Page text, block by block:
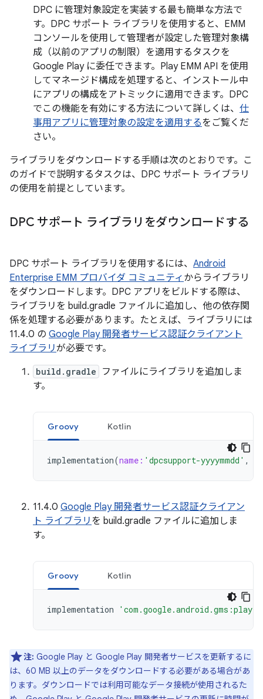
DPC に管理対象設定を実装する最も簡単な方法で
す。DPC サポート ライブラリを使用すると、EMM
コンソールを使用して管理者が設定した管理対象構
成（以前のアプリの制限）を適用するタスクを
Google Play に委任できます。Play EMM API を使用
してマネージド構成を処理すると、インストール中
にアプリの構成をアトミックに適用できます。DPC
でこの機能を有効にする方法について詳しくは、 仕
事用アプリに管理対象の設定を適用するをご覧くだ
さい。
ライブラリをダウンロードする手順は次のとおりです。こ
のガイドで説明するタスクは、DPC サポート ライブラリ
の使用を前提としています。
DPC サポート ライブラリをダウンロードする
DPC サポート ライブラリを使用するには、 Android
Enterprise EMM プロバイダ コミュニティ からライブラリ
をダウンロードします。DPC アプリをビルドする際は、
ライブラリを build.gradle ファイルに追加し、他の依存関
係を処理する必要があります。たとえば、ライブラリには
11.4.0 の Google Play 開発者サービス認証クライアント
ライブラリが必要です。
build.gradle
ファイルにライブラリを追加しま
す。
Groovy Kotlin
implementation(name: 'dpcsupport-yyyymmdd' ,
11.4.0 Google Play 開発者サービス認証クライアン
ト ライブラリ を build.gradle ファイルに追加しま
す。
Groovy Kotlin
implementation
注: Google Play と Google Play 開発者サービスを更新するに
は、60 MB 以上のデータをダウンロードする必要がある場合があ
ります。ダウンロードでは利用可能なデータ接続が使用されるた